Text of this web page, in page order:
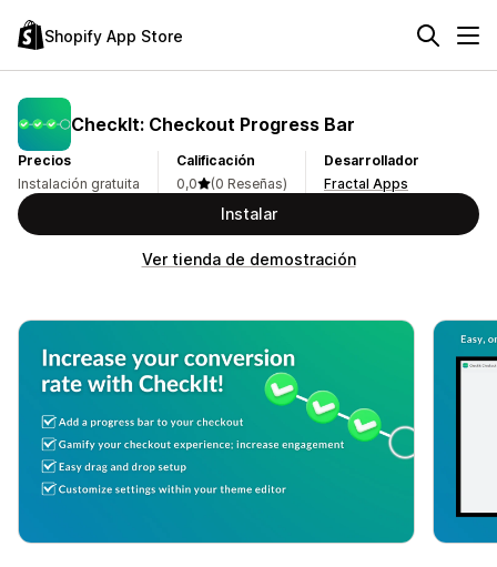
Shopify App Store
CheckIt: Checkout Progress Bar
Precios
Instalación gratuita
Calificación
0,0
(0 Reseñas)
Desarrollador
Fractal Apps
Instalar
Ver tienda de demostración